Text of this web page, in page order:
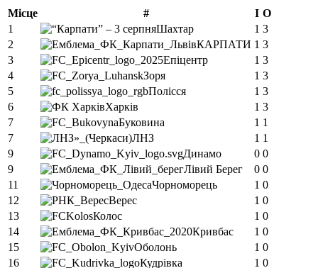
Torsida_LEMBERG_1963 :
Всім
привіт, знову з вами)
Hatsyk :Torsida_LEMBERG_1963 ,
радий вітати 🙌 🦁
SVAT :Всім привіт! Я так розумію
старий сайт пішов разом з акаунтом і
потрібно заново реєструватися?
Hatsyk:SVAT, привіт. Саме так, все
що було на старому хостингу, там і
залишилось. Починаємо з чистого
листка
Yaroslav :О чатик відродився)))
SVAT :1-й тур граємо на виїзді з
Вересом, другий приймаємо Кривбас
в третьому вдома з ДК, але там
мабуть буде перенос
Місце # І О
1
Шахтар 1 3
2
КАРПАТИ 1 3
3
Епіцентр 1 3
4
Зоря 1 3
5
Полісся 1 3
6
Харків 1 3
7
Буковина 1 1
7
ЛНЗ 1 1
9
Динамо 0 0
9
Лівий Берег 0 0
11
Чорноморець 1 0
12
Верес 1 0
13
Колос 1 0
14
Кривбас 1 0
15
Оболонь 1 0
16
Кудрівка 1 0